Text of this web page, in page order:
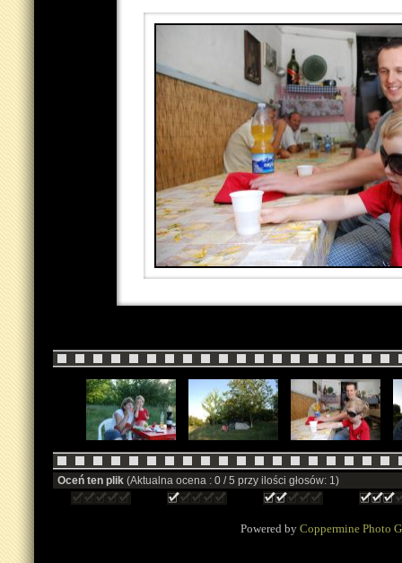
Oceń ten plik (Aktualna ocena : 0 / 5 przy ilości głosów: 1)
Powered by Coppermine Photo